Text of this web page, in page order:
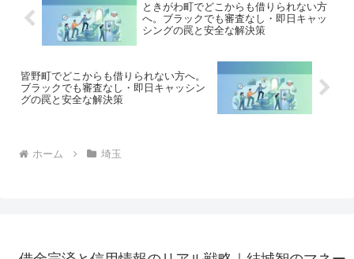
ときがわ町でどこからも借りられない方
へ。ブラックでも審査なし・即日キャッ
シングの罠と安全な解決策
皆野町でどこからも借りられない方へ。
ブラックでも審査なし・即日キャッシン
グの罠と安全な解決策
ホーム 埼玉